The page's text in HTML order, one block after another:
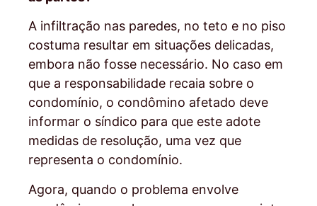
A infiltração nas paredes, no teto e no piso
costuma resultar em situações delicadas,
embora não fosse necessário. No caso em
que a responsabilidade recaia sobre o
condomínio, o condômino afetado deve
informar o síndico para que este adote
medidas de resolução, uma vez que
representa o condomínio.
Agora, quando o problema envolve